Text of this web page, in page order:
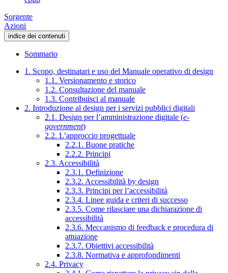
Sorgente
Azioni
indice dei contenuti
Sommario
1. Scopo, destinatari e uso del Manuale operativo di design
1.1. Versionamento e storico
1.2. Consultazione del manuale
1.3. Contribuisci al manuale
2. Introduzione al design per i servizi pubblici digitali
2.1. Design per l’amministrazione digitale (e-
government)
2.2. L’approccio progettuale
2.2.1. Buone pratiche
2.2.2. Principi
2.3. Accessibilità
2.3.1. Definizione
2.3.2. Accessibilità by design
2.3.3. Principi per l’accessibilità
2.3.4. Linee guida e criteri di successo
2.3.5. Come rilasciare una dichiarazione di
accessibilità
2.3.6. Meccanismo di feedback e procedura di
attuazione
2.3.7. Obiettivi accessibilità
2.3.8. Normativa e approfondimenti
2.4. Privacy